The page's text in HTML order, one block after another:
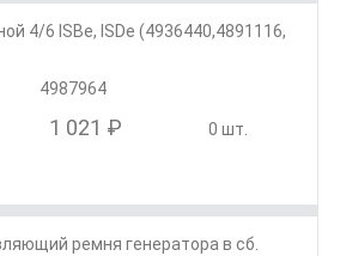
4/6 ISBe, ISDe (4936440,4891116,
4987964
1 021 ₽ 0 шт.
ремня генератора в сб.